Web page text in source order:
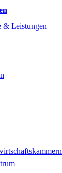
& Leistungen